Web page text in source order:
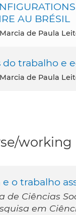
AU BRÉSIL
de Paula
do trabalho e
de Paula
o trabalho
de Ciências
em